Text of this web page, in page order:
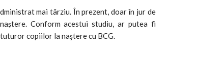
mai târziu. În prezent, doar în jur de
Conform acestui studiu, ar putea fi
copiilor la naştere cu BCG.